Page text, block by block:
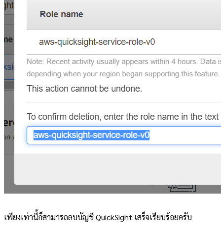
เพียงเท่านี้ก็สามารถลบบัญชี QuickSight เสร็จเรียบร้อยครับ